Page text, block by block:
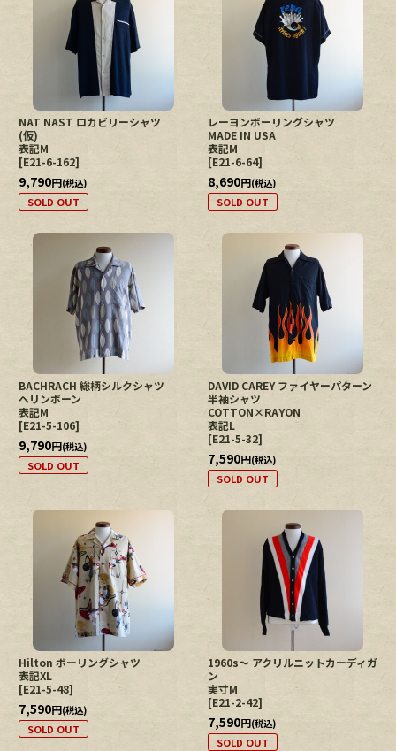
NAT NAST ロカビリーシャツ
(仮)
表記M
[E21-6-162]
9,790円(税込)
SOLD OUT
レーヨンボーリングシャツ
MADE IN USA
表記M
[E21-6-64]
8,690円(税込)
SOLD OUT
BACHRACH 総柄シルクシャツ
ヘリンボーン
表記M
[E21-5-106]
9,790円(税込)
SOLD OUT
DAVID CAREY ファイヤーパターン
半袖シャツ
COTTON×RAYON
表記L
[E21-5-32]
7,590円(税込)
SOLD OUT
Hilton ボーリングシャツ
表記XL
[E21-5-48]
7,590円(税込)
SOLD OUT
1960s〜 アクリルニットカーディガ
ン
実寸M
[E21-2-42]
7,590円(税込)
SOLD OUT